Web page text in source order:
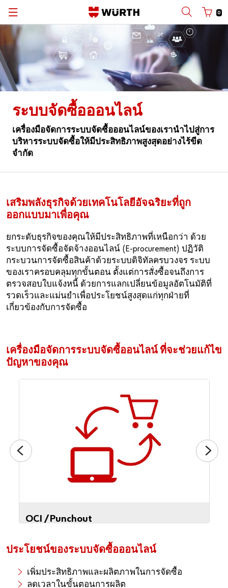
0
Back
ล็อกอินด้วยหมายเลขคู่ค้า
รหัสผ่าน
ลืมรหัสผ่านของคุณใช่หรือไม่
คุณต้องการเป็นลูกค้าออนไลน์ของเรา?
ลงทะเบียนเพื่อเข้าใช้งานครบทุกฟังชั่น เพียงแค่ 3 ขั้นตอน
Back
แค็ต ตา ล็อก
Back
แผนกยานยนต์
แผนกกลุ่มโรงงานอุตสาหกรรม
แผนกก่อสร้าง
แผนกอุตสาหกรรม
Back
เวือร์ท ประเทศไทย
เวือร์ท กรุ๊ป
ข่าวสารและกิจกรรม
Back
ไทย
English
ระบบจัดซื้อออนไลน์
เครื่องมือจัดการระบบจัดซื้อออนไลน์ของเรานำไปสู่การ
บริหารระบบจัดซื้อให้มีประสิทธิภาพสูงสุดอย่างไร้ขีด
จำกัด
เสริมพลังธุรกิจด้วยเทคโนโลยีอัจฉริยะที่ถูก
ออกแบบมาเพื่อคุณ
ยกระดับธุรกิจของคุณให้มีประสิทธิภาพที่เหนือกว่า ด้วย
ระบบการจัดซื้อจัดจ้างออนไลน์ (E-procurement) ปฏิวัติ
กระบวนการจัดซื้อสินค้าด้วยระบบดิจิทัลครบวงจร ระบบ
ของเราครอบคลุมทุกขั้นตอน ตั้งแต่การสั่งซื้อจนถึงการ
ตรวจสอบใบแจ้งหนี้ ด้วยการแลกเปลี่ยนข้อมูลอัตโนมัติที่
รวดเร็วและแม่นยำเพื่อประโยชน์สูงสุดแก่ทุกฝ่ายที่
เกี่ยวข้องกับการจัดซื้อ
เครื่องมือจัดการระบบจัดซื้ออนไลน์ ที่จะช่วยแก้ไข
ปัญหาของคุณ
OCI /Punchout
ประโยชน์ของระบบจัดซื้อออนไลน์
เพิ่มประสิทธิภาพและผลิตภาพในการจัดซื้อ
ลดเวลาในขั้นตอนการผลิต